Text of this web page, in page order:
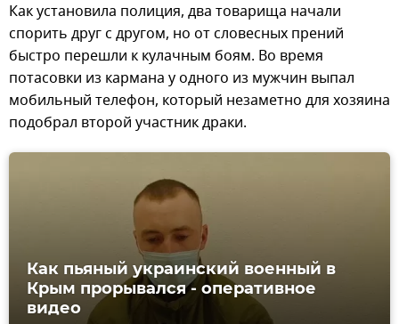
Как установила полиция, два товарища начали
спорить друг с другом, но от словесных прений
быстро перешли к кулачным боям. Во время
потасовки из кармана у одного из мужчин выпал
мобильный телефон, который незаметно для хозяина
подобрал второй участник драки.
Как пьяный украинский военный в
Крым прорывался - оперативное
видео